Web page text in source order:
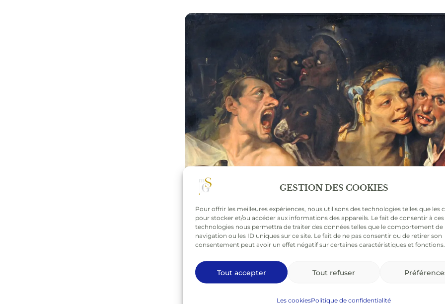
GESTION DES COOKIES
Pour offrir les meilleures expériences, nous utilisons des technologies telles que les
pour stocker et/ou accéder aux informations des appareils. Le fait de consentir à ces
technologies nous permettra de traiter des données telles que le comportement de
navigation ou les ID uniques sur ce site. Le fait de ne pas consentir ou de retirer son
consentement peut avoir un effet négatif sur certaines caractéristiques et fonctions.
Tout accepter Tout refuser
Les cookiesPolitique de confidentialité